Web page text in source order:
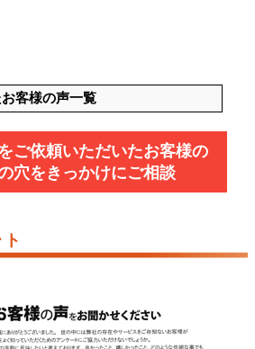
客様の声一覧
ご依頼いただいたお客様の
穴をきっかけにご相談